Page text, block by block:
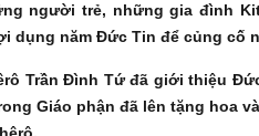
người trẻ, những gia đình
dụng năm Đức Tin để củng cố
Trần Đình Tứ đã giới thiệu
Giáo phận đã lên tặng hoa